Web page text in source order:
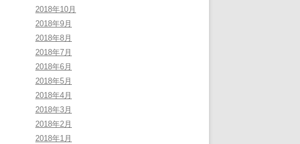
2018年10月
2018年9月
2018年8月
2018年7月
2018年6月
2018年5月
2018年4月
2018年3月
2018年2月
2018年1月